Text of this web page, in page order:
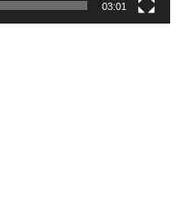
03:01